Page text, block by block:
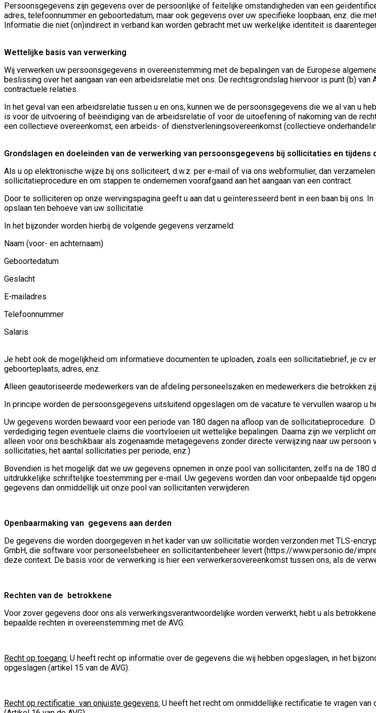
Persoonsgegevens zijn gegevens over de persoonlijke of feitelijke omstandigheden van een
adres, telefoonnummer en geboortedatum, maar ook gegevens over uw specifieke loopbaan, enz. die
Informatie die niet (on)indirect in verband kan worden gebracht met uw werkelijke identiteit is
Wettelijke basis van verwerking
Wij verwerken uw persoonsgegevens in overeenstemming met de bepalingen van de Europese
beslissing over het aangaan van een arbeidsrelatie met ons. De rechtsgrondslag hiervoor is punt (b)
contractuele relaties.
In het geval van een arbeidsrelatie tussen u en ons, kunnen we de persoonsgegevens die we al van u
is voor de uitvoering of beëindiging van de arbeidsrelatie of voor de uitoefening of nakoming van de
een collectieve overeenkomst, een arbeids- of dienstverleningsovereenkomst (collectieve
Grondslagen en doeleinden van de verwerking van persoonsgegevens bij sollicitaties en tijdens
Als u op elektronische wijze bij ons solliciteert, d.w.z. per e-mail of via ons webformulier, dan
sollicitatieprocedure en om stappen te ondernemen voorafgaand aan het aangaan van een contract.
Door te solliciteren op onze wervingspagina geeft u aan dat u geïnteresseerd bent in een baan bij ons.
opslaan ten behoeve van uw sollicitatie.
In het bijzonder worden hierbij de volgende gegevens verzameld:
Naam (voor- en achternaam)
Geboortedatum
Geslacht
E-mailadres
Telefoonnummer
Salaris
Je hebt ook de mogelijkheid om informatieve documenten te uploaden, zoals een sollicitatiebrief, je cv
geboorteplaats, adres, enz.
Alleen geautoriseerde medewerkers van de afdeling personeelszaken en medewerkers die betrokken
In principe worden de persoonsgegevens uitsluitend opgeslagen om de vacature te vervullen waarop u
Uw gegevens worden bewaard voor een periode van 180 dagen na afloop van de
verdediging tegen eventuele claims die voortvloeien uit wettelijke bepalingen. Daarna zijn we verplicht
alleen voor ons beschikbaar als zogenaamde metagegevens zonder directe verwijzing naar uw
sollicitaties, het aantal sollicitaties per periode, enz.)
Bovendien is het mogelijk dat we uw gegevens opnemen in onze pool van sollicitanten, zelfs na de
uitdrukkelijke schriftelijke toestemming per e-mail. Uw gegevens worden dan voor onbepaalde tijd
gegevens dan onmiddellijk uit onze pool van sollicitanten verwijderen.
Openbaarmaking van gegevens aan derden
De gegevens die worden doorgegeven in het kader van uw sollicitatie worden verzonden met TLS-
GmbH, die software voor personeelsbeheer en sollicitantenbeheer levert (https://www.personio.de/
deze context. De basis voor de verwerking is hier een verwerkersovereenkomst tussen ons, als de
Rechten van de betrokkene
Voor zover gegevens door ons als verwerkingsverantwoordelijke worden verwerkt, hebt u als
bepaalde rechten in overeenstemming met de AVG:
Recht op toegang: U heeft recht op informatie over de gegevens die wij hebben opgeslagen, in het
opgeslagen (artikel 15 van de AVG).
Recht op rectificatie van onjuiste gegevens: U heeft het recht om onmiddellijke rectificatie te vragen